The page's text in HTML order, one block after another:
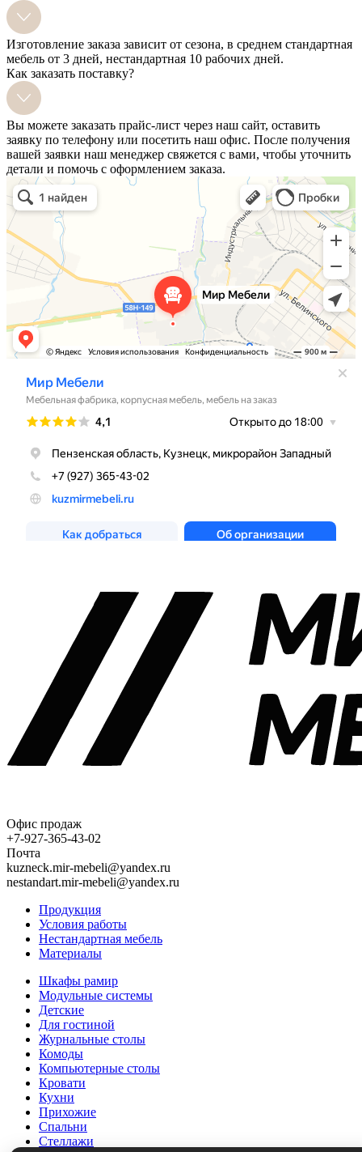
Изготовление заказа зависит от сезона, в среднем стандартная
мебель от 3 дней, нестандартная 10 рабочих дней.
Как заказать поставку?
Вы можете заказать прайс-лист через наш сайт, оставить
заявку по телефону или посетить наш офис. После получения
вашей заявки наш менеджер свяжется с вами, чтобы уточнить
детали и помочь с оформлением заказа.
Офис продаж
+7-927-365-43-02
Почта
kuzneck.mir-mebeli@yandex.ru
nestandart.mir-mebeli@yandex.ru
Продукция
Условия работы
Нестандартная мебель
Материалы
Шкафы рамир
Модульные системы
Детские
Для гостиной
Журнальные столы
Комоды
Компьютерные столы
Кровати
Кухни
Прихожие
Спальни
Стеллажи